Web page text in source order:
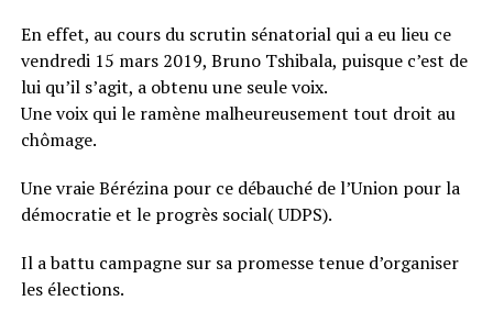
En effet, au cours du scrutin sénatorial qui a eu lieu ce
vendredi 15 mars 2019, Bruno Tshibala, puisque c’est de
lui qu’il s’agit, a obtenu une seule voix.
Une voix qui le ramène malheureusement tout droit au
chômage.
Une vraie Bérézina pour ce débauché de l’Union pour la
démocratie et le progrès social( UDPS).
Il a battu campagne sur sa promesse tenue d’organiser
les élections.